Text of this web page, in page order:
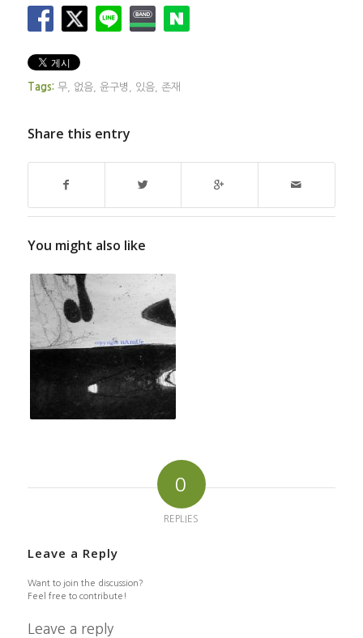
Tags: 무, 없음, 윤구병 있음, 존재
Share this entry
You might also like
0
REPLIES
Leave a Reply
Want to join the discussion?
Feel free to contribute!
Leave a reply